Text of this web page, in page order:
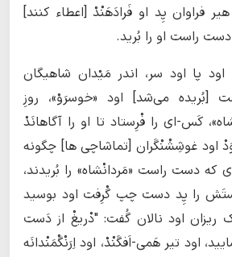
فراوان پِد او فَرادَهَنْدْ [اعطاء کنند]
راست او را بُرید.
پا اود سر، اندر مَیْدان شاهیگان
[بُریده می‌شد] اود «خوسرَوْ»، روزِ
کَس-ای را فْرِستاد تا او را آگاهانَدْ
اود غوشِشْنْگَران [تماشاچی ها] چگونه
دست راست «مَردانْشاه» را بُریدند،
را پِد دست چپ گْرِفت اود بوسید
ریزان اود نالان گُفت: "دْریغْ از دَست
اود تیر هَمی-اَفگَنْدْ، اود اِرَنْگْمَنْدانَه